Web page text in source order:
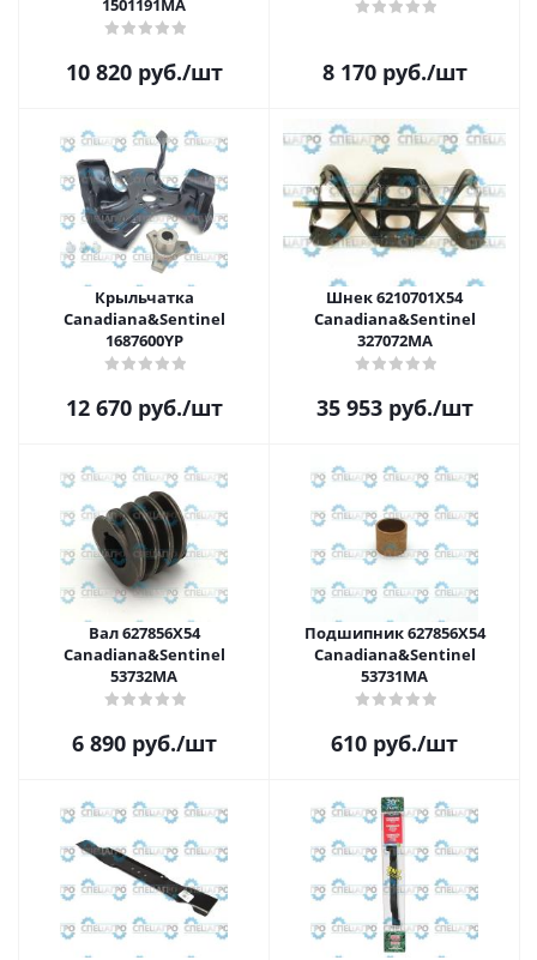
1501191MA
10 820руб./шт 8 170руб./шт
Крыльчатка
Canadiana&Sentinel
1687600YP
12 670руб./шт
Шнек 6210701X54
Canadiana&Sentinel
327072MA
35 953руб./шт
Вал 627856X54
Canadiana&Sentinel
53732MA
6 890руб./шт
Подшипник 627856X54
Canadiana&Sentinel
53731MA
610 руб./шт